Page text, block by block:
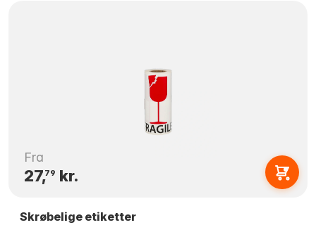
Fra
27,79 kr.
Skrøbelige etiketter